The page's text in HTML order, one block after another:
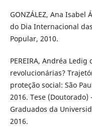
GONZÁLEZ, Ana Isabel
do Dia Internacional
Popular, 2010.
PEREIRA, Andréa
revolucionárias?
proteção social: São
2016. Tese (Doutorado)
Graduados da
2016.